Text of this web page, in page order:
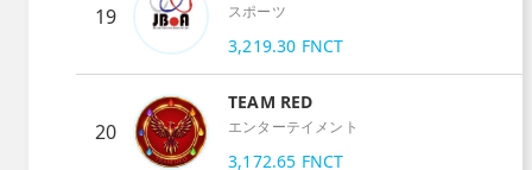
19 スポーツ
3,219.30 FNCT
20
TEAM RED
エンターテイメント
3,172.65 FNCT